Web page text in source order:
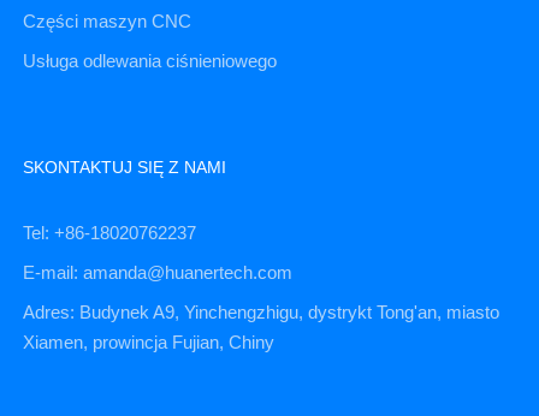
Części maszyn CNC
Usługa odlewania ciśnieniowego
SKONTAKTUJ SIĘ Z NAMI
Tel: +86-18020762237
E-mail: amanda@huanertech.com
Adres: Budynek A9, Yinchengzhigu, dystrykt Tong'an, miasto
Xiamen, prowincja Fujian, Chiny